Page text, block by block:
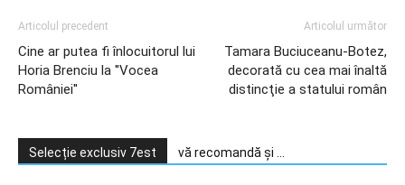
Articolul precedent
Cine ar putea fi înlocuitorul lui
Horia Brenciu la ''Vocea
României''
Articolul următor
Tamara Buciuceanu-Botez,
decorată cu cea mai înaltă
distincţie a statului român
Selecție exclusiv 7est vă recomandă și ...